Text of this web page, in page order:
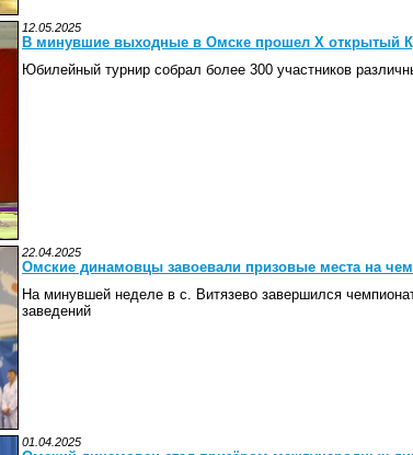
12.05.2025
В минувшие выходные в Омске прошел X открытый
Юбилейный турнир собрал более 300 участников
22.04.2025
Омские динамовцы завоевали призовые места на
На минувшей неделе в с. Витязево завершился
заведений
01.04.2025